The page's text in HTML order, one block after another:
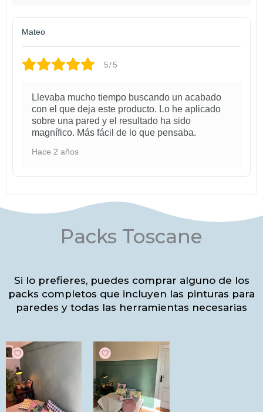
Mateo
5/5
Llevaba mucho tiempo buscando un acabado
con el que deja este producto. Lo he aplicado
sobre una pared y el resultado ha sido
magnífico. Más fácil de lo que pensaba.
Hace 2 años
Packs Toscane
Si lo prefieres, puedes comprar alguno de los
packs completos que incluyen las pinturas para
paredes y todas las herramientas necesarias